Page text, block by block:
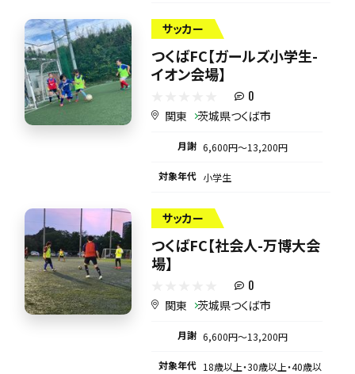
サッカー
つくばFC【ガールズ小学生-
イオン会場】
0
関東 茨城県つくば市
月謝 6,600円〜13,200円
対象年代 小学生
サッカー
つくばFC【社会人-万博大会
場】
0
関東 茨城県つくば市
月謝 6,600円〜13,200円
対象年代 18歳以上・30歳以上・40歳以